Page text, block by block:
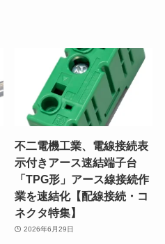
不二電機工業、電線接続表
示付きアース速結端子台
「TPG形」アース線接続作
業を速結化【配線接続・コ
ネクタ特集】
2026年6月29日